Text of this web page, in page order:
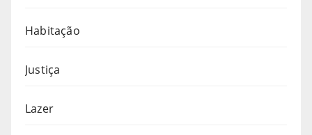
Habitação
Justiça
Lazer